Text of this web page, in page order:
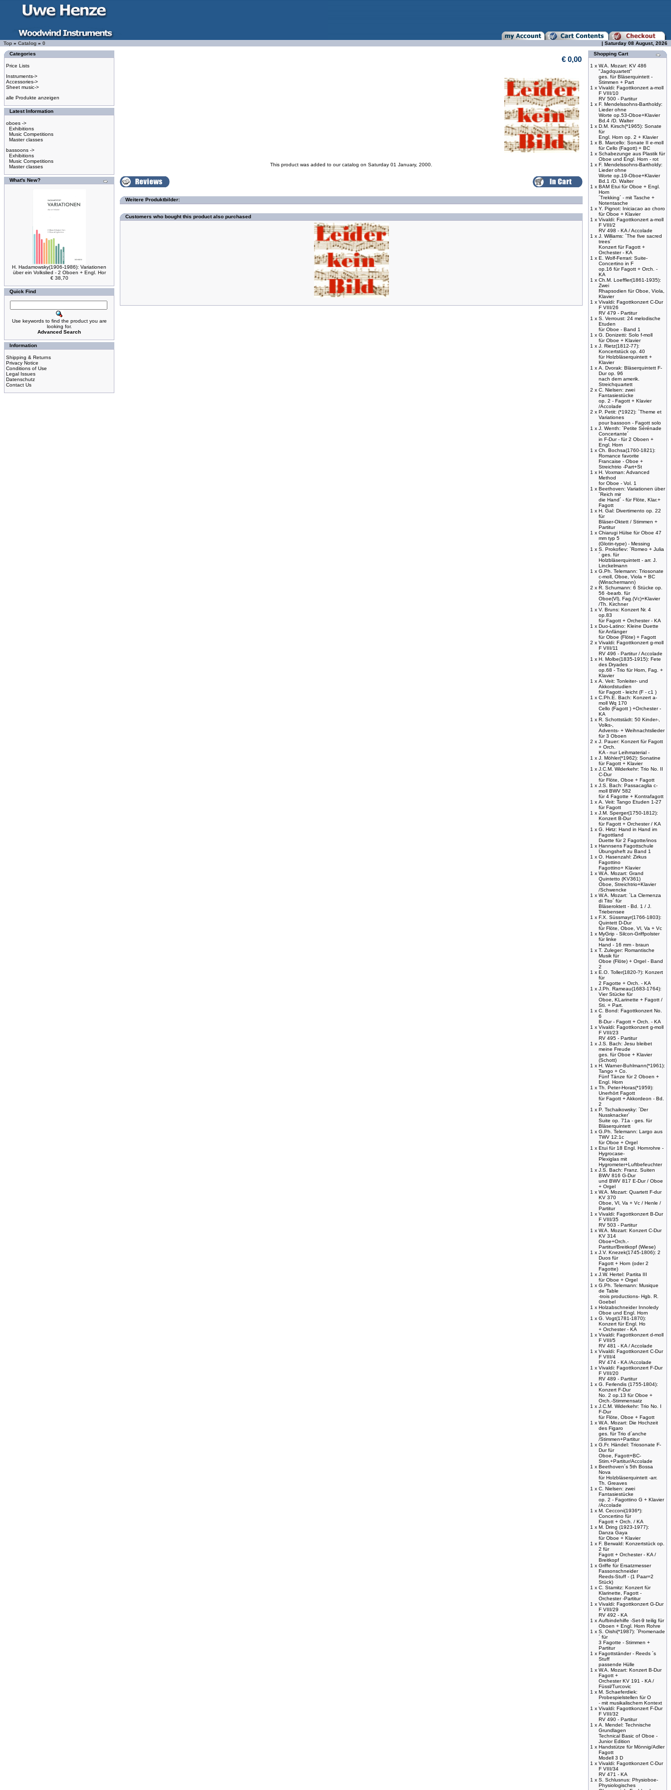
Top » Catalog » 0
| Saturday 08 August, 2026
Categories
Price Lists
Instruments->
Accessories->
Sheet music->
alle Produkte anzeigen
Latest Information
oboes ->
Exhibitions
Music Competitions
Master classes
bassoons ->
Exhibitions
Music Competitions
Master classes
What's New?
H. Hadamowsky(1906-1986): Variationen
über ein Volkslied - 2 Oboen + Engl. Hor
€ 38,70
Quick Find
Use keywords to find the product you are
looking for.
Advanced Search
Information
Shipping & Returns
Privacy Notice
Conditions of Use
Legal Issues
Datenschutz
Contact Us
€ 0,00
This product was added to our catalog on Saturday 01 January, 2000.
Weitere Produktbilder:
Customers who bought this product also purchased
Shopping Cart
1 x W.A. Mozart: KV 486
"Jagdquartett"
ges. für Bläserquintett -
Stimmen + Part
1 x Vivaldi: Fagottkonzert a-moll
F VIII/10
RV 500 - Partitur
1 x F. Mendelssohns-Bartholdy:
Lieder ohne
Worte op.53-Oboe+Klavier
Bd.4 /D. Walter
1 x D.M. Kirsch(*1965): Sonate
für
Engl. Horn op. 2 + Klavier
1 x B. Marcello: Sonate II e-moll
für Cello (Fagott) + BC
1 x Schabezunge aus Plastik für
Oboe und Engl. Horn - rot
1 x F. Mendelssohns-Bartholdy:
Lieder ohne
Worte op.19-Oboe+Klavier
Bd.1 /D. Walter
1 x BAM Etui für Oboe + Engl.
Horn
´Trekking´ - mit Tasche +
Notentasche
1 x Y. Pignot: Iniciacao ao choro
für Oboe + Klavier
1 x Vivaldi: Fagottkonzert a-moll
F VIII/2
RV 498 - KA / Accolade
1 x J. Williams: ´The five sacred
trees´
Konzert für Fagott +
Orchester - KA
1 x E. Wolf-Ferrari: Suite-
Concertino in F
op.16 für Fagott + Orch. -
KA
1 x Ch.M. Loeffler(1861-1935):
Zwei
Rhapsodien für Oboe, Viola,
Klavier
1 x Vivaldi: Fagottkonzert C-Dur
F VIII/26
RV 479 - Partitur
1 x S. Verroust: 24 melodische
Etuden
für Oboe - Band 1
1 x G. Donizetti: Solo f-moll
für Oboe + Klavier
1 x J. Rietz(1812-77):
Koncertstück op. 40
für Holzbläserquintett +
Klavier
1 x A. Dvorak: Bläserquintett F-
Dur op. 96
nach dem amerik.
Streichquartett
2 x C. Nielsen: zwei
Fantasiestücke
op. 2 - Fagott + Klavier
/Accolade
2 x P. Petit: (*1922): ´Theme et
Variationes
pour bassoon - Fagott solo
1 x J. Wenth: ´Petite Sérénade
Concertante´
in F-Dur - für 2 Oboen +
Engl. Horn
1 x Ch. Bochsa(1760-1821):
Romance favorite
Francaise - Oboe +
Streichtrio -Part+St
1 x H. Voxman: Advanced
Method
for Oboe - Vol. 1
1 x Beethoven: Variationen über
´Reich mir
die Hand´ - für Flöte, Klar.+
Fagott
1 x H. Gal: Divertimento op. 22
für
Bläser-Oktett / Stimmen +
Partitur
1 x Chiarugi Hülse für Oboe 47
mm typ 5
(Glotin-type) - Messing
1 x S. Prokofiev: ´Romeo + Julia
´ ges. für
Holzbläserquintett - arr. J.
Linckelmann
1 x G.Ph. Telemann: Triosonate
c-moll, Oboe, Viola + BC
(Winschermann)
2 x R. Schumann: 6 Stücke op.
56 -bearb. für
Oboe(Vl), Fag.(Vc)+Klavier
/Th. Kirchner
1 x V. Bruns: Konzert Nr. 4
op.83
für Fagott + Orchester - KA
1 x Duo-Latino: Kleine Duette
für Anfänger
für Oboe (Flöte) + Fagott
2 x Vivaldi: Fagottkonzert g-moll
F VIII/11
RV 496 - Partitur / Accolade
1 x H. Molbe(1835-1915): Fete
des Dryades
op.68 - Trio für Horn, Fag. +
Klavier
1 x A. Veit: Tonleiter- und
Akkordstudien
für Fagott - leicht (F - c1 )
1 x C.Ph.E. Bach: Konzert a-
moll Wq 170
Cello (Fagott ) +Orchester -
KA
1 x R. Schottstädt: 50 Kinder-,
Volks-,
Advents- + Weihnachtslieder
für 3 Oboen
2 x J. Pauer: Konzert für Fagott
+ Orch.
KA - nur Leihmaterial -
1 x J. Möhler(*1962): Sonatine
für Fagott + Klavier
1 x J.C.M. Widerkehr: Trio No. II
C-Dur
für Flöte, Oboe + Fagott
1 x J.S. Bach: Passacaglia c-
moll BWV 582
für 4 Fagotte + Kontrafagott
1 x A. Veit: Tango Etuden 1-27
für Fagott
1 x J.M. Sperger(1750-1812):
Konzert B-Dur
für Fagott + Orchester / KA
1 x G. Hirtz: Hand in Hand im
Fagottland
Duette für 2 Fagotte/inos
1 x Hannsens Fagottschule
Übungsheft zu Band 1
1 x O. Hasenzahl: Zirkus
Fagottino
Fagottino+ Klavier
1 x W.A. Mozart: Grand
Quintetto (KV361)
Oboe, Streichtrio+Klavier
/Schwencke
1 x W.A. Mozart: ´La Clemenza
di Tito´ für
Bläseroktett - Bd. 1 / J.
Triebensee
1 x F.X. Süssmayr(1766-1803):
Quintett D-Dur
für Flöte, Oboe, Vl, Va + Vc
1 x MyGrip - Silcon-Griffpolster
für linke
Hand - 16 mm - braun
1 x T. Zuleger: Romantische
Musik für
Oboe (Flöte) + Orgel - Band
2
1 x E.O. Toller(1820-?): Konzert
für
2 Fagotte + Orch. - KA
1 x J.Ph. Rameau(1683-1764):
Vier Stücke für
Oboe, KLarinette + Fagott /
Sti. + Part.
1 x C. Bond: Fagottkonzert No.
6
B-Dur - Fagott + Orch. - KA
1 x Vivaldi: Fagottkonzert g-moll
F VIII/23
RV 495 - Partitur
1 x J.S. Bach: Jesu bleibet
meine Freude
ges. für Oboe + Klavier
(Schott)
1 x H. Warner-Buhlmann(*1961):
Tango + Co.
Fünf Tänze für 2 Oboen +
Engl. Horn
1 x Th. Peter-Horas(*1959):
Unerhört Fagott
für Fagott + Akkordeon - Bd.
2
1 x P. Tschaikowsky: ´Der
Nussknacker´
Suite op. 71a - ges. für
Bläserquintett
1 x G.Ph. Telemann: Largo aus
TWV 12:1c
für Oboe + Orgel
1 x Etui für 18 Engl. Hornrohre -
Hygrocase-
Plexiglas mit
Hygrometer+Luftbefeuchter
1 x J.S. Bach: Franz. Suiten
BWV 816 G-Dur
und BWV 817 E-Dur / Oboe
+ Orgel
1 x W.A. Mozart: Quartett F-dur
KV 370
Oboe, Vl, Va + Vc / Henle /
Partitur
1 x Vivaldi: Fagottkonzert B-Dur
F VIII/35
RV 503 - Partitur
1 x W.A. Mozart: Konzert C-Dur
KV 314
Oboe+Orch.-
Partitur/Breitkopf (Wiese)
1 x J.V. Knezek(1745-1806): 2
Duos für
Fagott + Horn (oder 2
Fagotte)
1 x J.W. Hertel: Partita III
für Oboe + Orgel
1 x G.Ph. Telemann: Musique
de Table
-trois productions- Hgb. R.
Goebel
1 x Holzabschneider Innoledy
Oboe und Engl. Horn
1 x G. Vogt(1781-1870):
Konzert für Engl. Ho
+ Orchester - KA
1 x Vivaldi: Fagottkonzert d-moll
F VIII/5
RV 481 - KA / Accolade
1 x Vivaldi: Fagottkonzert C-Dur
F VIII/4
RV 474 - KA /Accolade
1 x Vivaldi: Fagottkonzert F-Dur
F VIII/20
RV 489 - Partitur
1 x G. Ferlendis (1755-1804):
Konzert F-Dur
No. 2 op.13 für Oboe +
Orch.-Stimmensatz
1 x J.C.M. Widerkehr: Trio No. I
F-Dur
für Flöte, Oboe + Fagott
1 x W.A. Mozart: Die Hochzeit
des Figaro
ges. für Trio d´anche
/Stimmen+Partitur
1 x G.Fr. Händel: Triosonate F-
Dur für
Oboe, Fagott+BC-
Stim.+Partitur/Accolade
1 x Beethoven´s 5th Bossa
Nova
für Holzbläserquintett -arr.
Th. Greaves
1 x C. Nielsen: zwei
Fantasiestücke
op. 2 - Fagottino G + Klavier
/Accolade
1 x M. Cecconi(1936*):
Concertino für
Fagott + Orch. / KA
1 x M. Dring (1923-1977):
Danza Gaya
für Oboe + Klavier
1 x F. Berwald: Konzertstück op.
2 für
Fagott + Orchester - KA /
Breitkopf
1 x Griffe für Ersatzmesser
Fassonschneider
Reeds-Stuff - (1 Paar=2
Stück)
1 x C. Stamitz: Konzert für
Klarinette, Fagott -
Orchester -Partitur
1 x Vivaldi: Fagottkonzert G-Dur
F VIII/29
RV 492 - KA
1 x Aufbindehilfe -Set-9 teilig für
Oboen + Engl. Horn Rohre
1 x S. Oishi(*1987): ´Promenade
´ für
3 Fagotte - Stimmen +
Partitur
1 x Fagottständer - Reeds ´s
Stuff
passende Hülle
1 x W.A. Mozart: Konzert B-Dur
Fagott +
Orchester KV 191 - KA /
Füssl/Turcovic
1 x M. Schaeferdiek:
Probespielstellen für O
- mit musikalischem Kontext
1 x Vivaldi: Fagottkonzert F-Dur
F VIII/32
RV 490 - Partitur
1 x A. Mendel: Technische
Grundlagen
Technical Basic of Oboe -
Junior Edition
1 x Handstütze für Mönnig/Adler
Fagott
Modell 3 D
1 x Vivaldi: Fagottkonzert C-Dur
F VIII/34
RV 471 - KA
1 x S. Schlusnus: Physioboe-
Physiologisches